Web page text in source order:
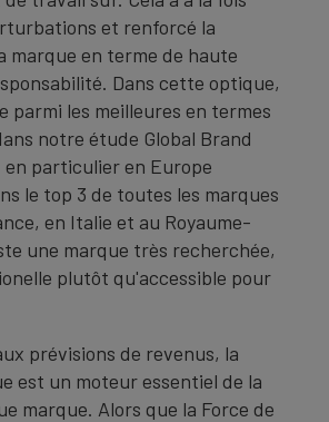
et renforcé la
marque en terme de haute
Dans cette optique,
parmi les meilleures en termes
notre étude Global Brand
particulier en Europe
le top 3 de toutes les marques
en Italie et au Royaume-
une marque très recherchée,
plutôt qu'accessible pour
prévisions de revenus, la
est un moteur essentiel de la
marque. Alors que la Force de